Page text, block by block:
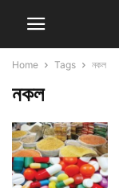
Home Tags নকল
নকল